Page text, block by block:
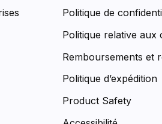
Politique de
Politique relative aux
Remboursements et
Politique d’expédition
Product Safety